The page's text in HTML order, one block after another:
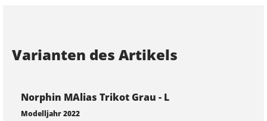
Varianten des Artikels
Norphin MAlias Trikot Grau - L
Modelljahr 2022